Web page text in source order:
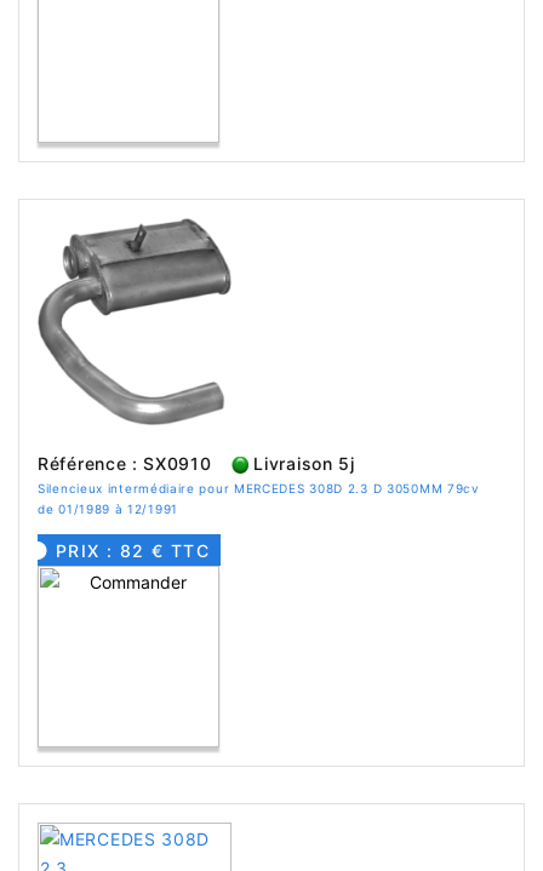
Référence : SX0910 Livraison 5j
Silencieux intermédiaire pour MERCEDES 308D 2.3 D 3050MM 79cv
de 01/1989 à 12/1991
PRIX : 82 € TTC